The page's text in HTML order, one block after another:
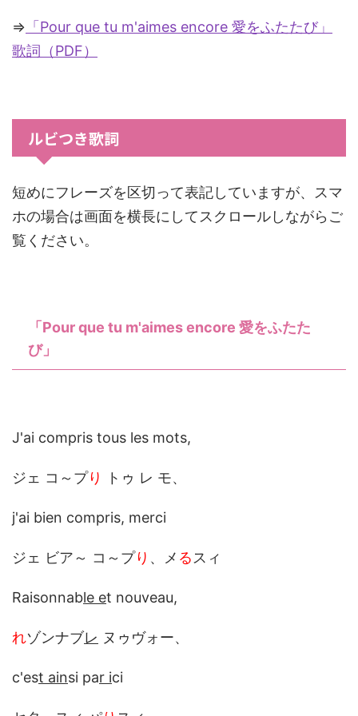
⇒ 「Pour que tu m'aimes encore 愛をふたたび」
歌詞（PDF）
ルビつき歌詞
短めにフレーズを区切って表記していますが、スマ
ホの場合は画面を横長にしてスクロールしながらご
覧ください。
「Pour que tu m'aimes encore 愛をふたた
び」
J'ai compris tous les mots,
ジェ コ～プり トゥ レ モ、
j'ai bien compris, merci
ジェ ビア～ コ～プり 、メ る スィ
Raisonnable et nouveau,
れゾンナブレ ヌゥヴォー、
c'est ainsi par ici